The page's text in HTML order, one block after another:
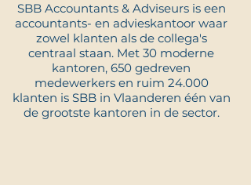
SBB Accountants & Adviseurs is een
accountants- en advieskantoor waar
zowel klanten als de collega's
centraal staan. Met 30 moderne
kantoren, 650 gedreven
medewerkers en ruim 24.000
klanten is SBB in Vlaanderen één van
de grootste kantoren in de sector.